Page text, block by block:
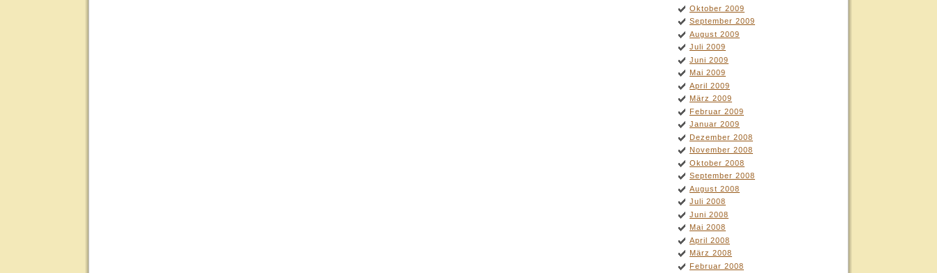
Oktober 2009
September 2009
August 2009
Juli 2009
Juni 2009
Mai 2009
April 2009
März 2009
Februar 2009
Januar 2009
Dezember 2008
November 2008
Oktober 2008
September 2008
August 2008
Juli 2008
Juni 2008
Mai 2008
April 2008
März 2008
Februar 2008